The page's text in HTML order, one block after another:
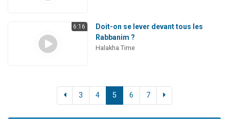
6:16
Doit-on se lever devant tous les
Rabbanim ?
Halakha Time
3 4 5 6 7